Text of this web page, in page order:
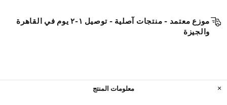
موزع معتمد - منتجات آصلية - توصيل ١-٢ يوم في القاهرة
والجيزة
معلومات المنتج